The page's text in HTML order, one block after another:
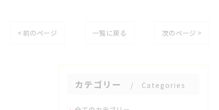
< 前のページ 一覧に戻る 次のページ >
カテゴリー Categories